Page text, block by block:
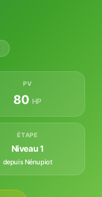
PV
80 HP
ÉTAPE
Niveau 1
depuis Nénupiot